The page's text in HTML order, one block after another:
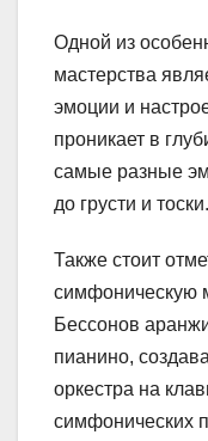
Одной из
мастерства
эмоции и
проникает в
самые разные
до грусти и тоски.
Также стоит
симфоническую
Бессонов
пианино,
оркестра на
симфонических